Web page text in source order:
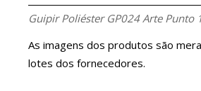
Guipir Poliéster GP024 Arte
As imagens dos produtos são
lotes dos fornecedores.